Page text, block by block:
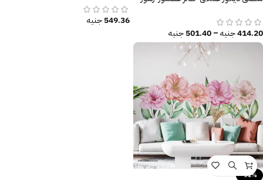
414.20جنيه–
501.40جنيه
549.36جنيه
-32%